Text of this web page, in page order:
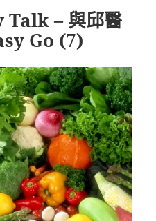
– 與邱醫
Go (7)